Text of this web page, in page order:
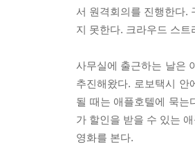
서 원격회의를 진행한다.
지 못한다. 크라우드 스
사무실에 출근하는 날은
추진해왔다. 로보택시
될 때는 애플호텔에 묵는
가 할인을 받을 수 있는
영화를 본다.